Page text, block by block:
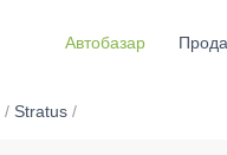
Автобазар
/ Stratus/